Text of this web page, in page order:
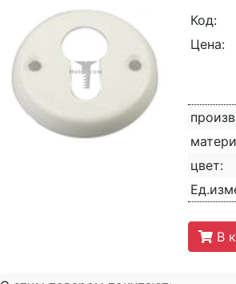
Код:
Цена:
цвет:
В